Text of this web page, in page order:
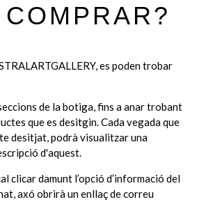
es poden trobar
de la botiga, fins a anar trobant
que es desitgin. Cada vegada que
desitjat, podrà visualitzar una
d'aquest.
clicar damunt l’opció d’informació del
axó obrirà un enllaç de correu